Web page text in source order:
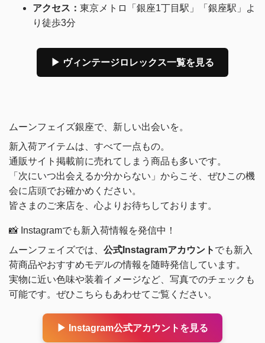
アクセス： 東京メトロ「銀座1丁目駅」「銀座駅」よ
り徒歩3分
▶ ヴィンテージロレックス一覧を見る
ムーンフェイズ銀座で、新しい出会いを。
新入荷アイテムは、すべて一点もの。
通販サイト掲載前に売れてしまう商品も多いです。
「次にいつ出会えるか分からない」からこそ、ぜひこの機
会に店頭でお確かめください。
皆さまのご来店を、心よりお待ちしております。
📸 Instagramでも新入荷情報を発信中！
ムーンフェイズでは、 公式Instagramアカウント でも新入
荷商品やおすすめモデルの情報を随時発信しています。
実物に近い色味や装着イメージなど、写真でのチェックも
可能です。ぜひこちらもあわせてご覧ください。
▶ Instagram公式アカウントを見る